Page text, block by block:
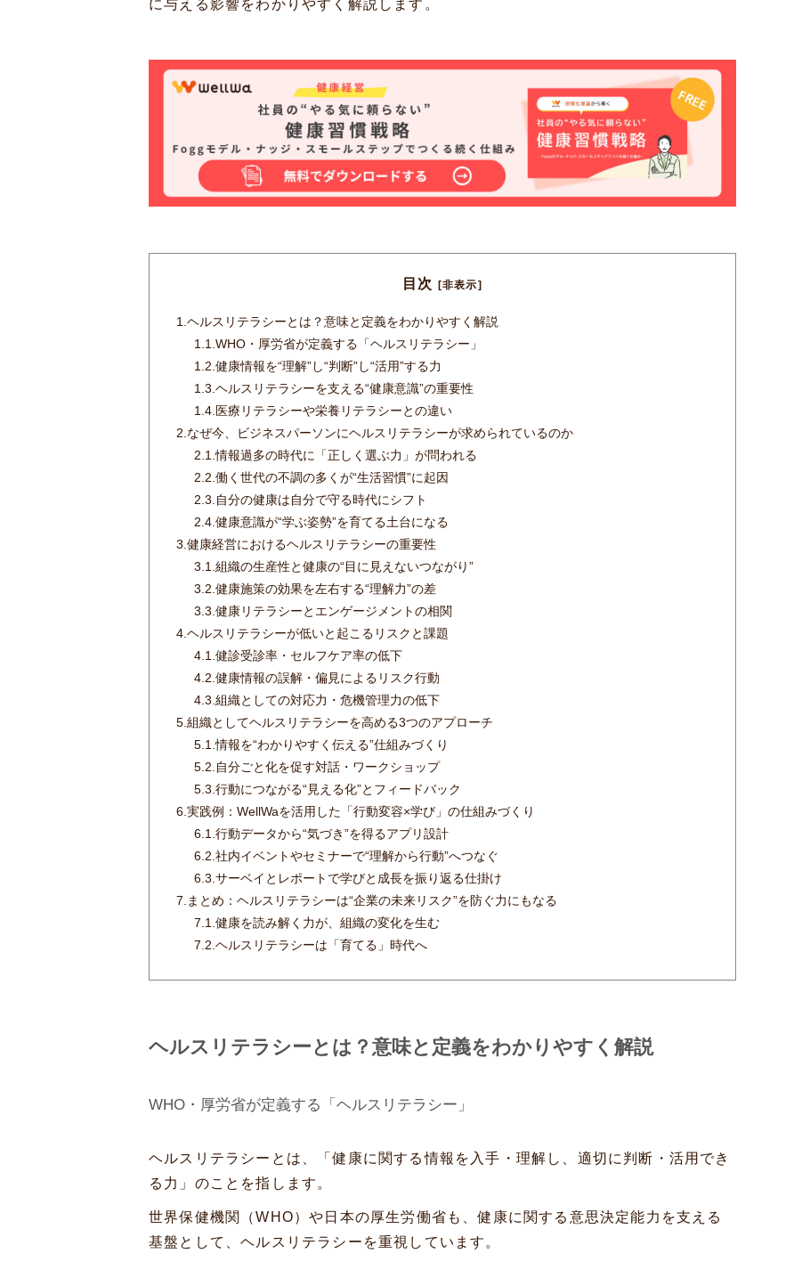
に与える影響をわかりやすく解説します。
目次 [非表示]
1.ヘルスリテラシーとは？意味と定義をわかりやすく解説
1.1.WHO・厚労省が定義する「ヘルスリテラシー」
1.2.健康情報を“理解”し“判断”し“活用”する力
1.3.ヘルスリテラシーを支える“健康意識”の重要性
1.4.医療リテラシーや栄養リテラシーとの違い
2.なぜ今、ビジネスパーソンにヘルスリテラシーが求められているのか
2.1.情報過多の時代に「正しく選ぶ力」が問われる
2.2.働く世代の不調の多くが“生活習慣”に起因
2.3.自分の健康は自分で守る時代にシフト
2.4.健康意識が“学ぶ姿勢”を育てる土台になる
3.健康経営におけるヘルスリテラシーの重要性
3.1.組織の生産性と健康の“目に見えないつながり”
3.2.健康施策の効果を左右する“理解力”の差
3.3.健康リテラシーとエンゲージメントの相関
4.ヘルスリテラシーが低いと起こるリスクと課題
4.1.健診受診率・セルフケア率の低下
4.2.健康情報の誤解・偏見によるリスク行動
4.3.組織としての対応力・危機管理力の低下
5.組織としてヘルスリテラシーを高める3つのアプローチ
5.1.情報を“わかりやすく伝える”仕組みづくり
5.2.自分ごと化を促す対話・ワークショップ
5.3.行動につながる“見える化”とフィードバック
6.実践例：WellWaを活用した「行動変容×学び」の仕組みづくり
6.1.行動データから“気づき”を得るアプリ設計
6.2.社内イベントやセミナーで“理解から行動”へつなぐ
6.3.サーベイとレポートで学びと成長を振り返る仕掛け
7.まとめ：ヘルスリテラシーは“企業の未来リスク”を防ぐ力にもなる
7.1.健康を読み解く力が、組織の変化を生む
7.2.ヘルスリテラシーは「育てる」時代へ
ヘルスリテラシーとは？意味と定義をわかりやすく解説
WHO・厚労省が定義する「ヘルスリテラシー」
ヘルスリテラシーとは、「健康に関する情報を入手・理解し、適切に判断・活用でき
る力」のことを指します。
世界保健機関（WHO）や日本の厚生労働省も、健康に関する意思決定能力を支える
基盤として、ヘルスリテラシーを重視しています。